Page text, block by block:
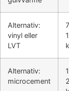
Alternativ:
vinyl eller
LVT
Alternativ:
microcement